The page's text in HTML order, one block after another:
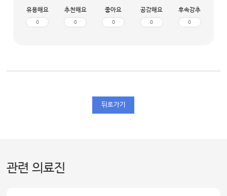
유용해요
0
추천해요
0
좋아요
0
공감해요
0
후속강추
0
뒤로가기
관련 의료진